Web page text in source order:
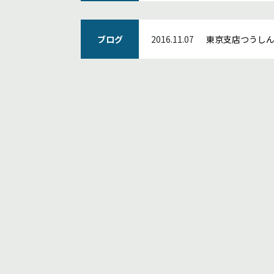
ブログ 2016.11.07 東京支店つうし